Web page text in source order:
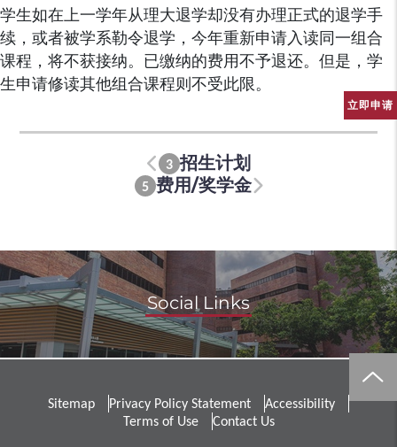
学生如在上一学年从理大退学却没有办理正式的退学手
续，或者被学系勒令退学，今年重新申请入读同一组合
课程，将不获接纳。已缴纳的费用不予退还。但是，学
生申请修读其他组合课程则不受此限。
3 招生计划
5 费用/奖学金
Social Links
Sitemap Privacy Policy Statement
Accessibility
Terms of Use
Contact Us
立即申请